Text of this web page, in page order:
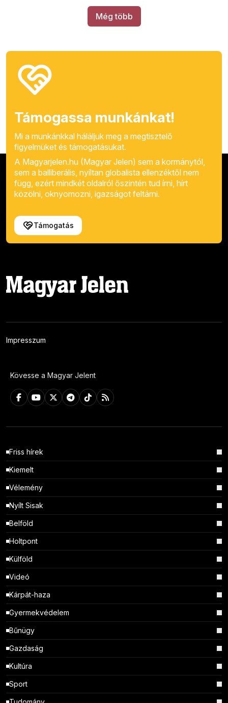
Még több
Támogassa munkánkat!
Mi a munkánkkal háláljuk meg a megtisztelő
figyelmüket és támogatásukat.
A Magyarjelen.hu (Magyar Jelen) sem a kormánytól,
sem a balliberális, nyíltan globalista ellenzéktől nem
függ, ezért mindkét oldalról őszintén tud írni, hírt
közölni, oknyomozni, igazságot feltárni.
Támogatás
Impresszum
Kövesse a Magyar Jelent
Friss hírek
Kiemelt
Vélemény
Nyílt Sisak
Belföld
Holtpont
Külföld
Videó
Kárpát-haza
Gyermekvédelem
Bűnügy
Gazdaság
Kultúra
Sport